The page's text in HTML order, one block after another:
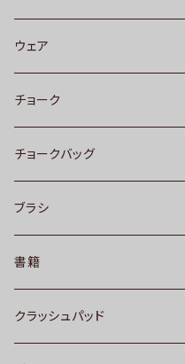
MADROCK
EVOLV
SCARPA
SoiLL
ビレイデバイス
ロープ
ハーネス
クイックドロー
カラビナ
ウェア
クライミングパンツ
トップス
靴下
チョーク
チョークバッグ
ブラシ
書籍
クラッシュパッド